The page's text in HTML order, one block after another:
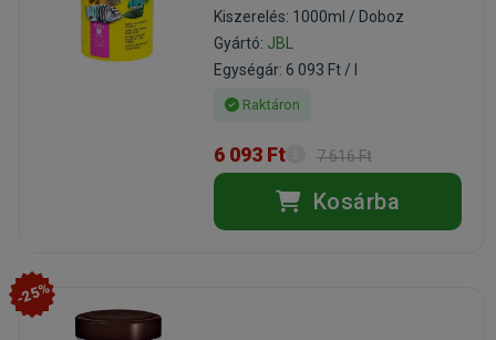
Kiszerelés: 1000ml / Doboz
Gyártó: JBL
Egységár: 6 093 Ft / l
Raktáron
6 093 Ft 7 616 Ft
Kosárba
-25%